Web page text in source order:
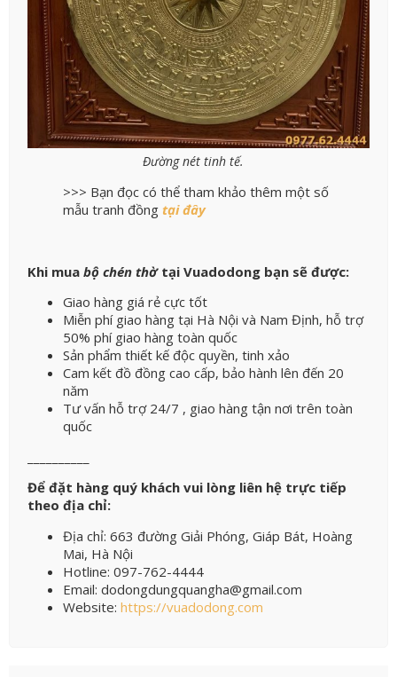
Đường nét tinh tế.
>>> Bạn đọc có thể tham khảo thêm một số
mẫu tranh đồng tại đây
Khi mua bộ chén thờtại Vuadodong bạn sẽ được:
Giao hàng giá rẻ cực tốt
Miễn phí giao hàng tại Hà Nội và Nam Định, hỗ trợ
50% phí giao hàng toàn quốc
Sản phẩm thiết kế độc quyền, tinh xảo
Cam kết đồ đồng cao cấp, bảo hành lên đến 20
năm
Tư vấn hỗ trợ 24/7 , giao hàng tận nơi trên toàn
quốc
Để đặt hàng quý khách vui lòng liên hệ trực tiếp
theo địa chỉ:
Địa chỉ: 663 đường Giải Phóng, Giáp Bát, Hoàng
Mai, Hà Nội
Hotline: 097-762-4444
Email: dodongdungquangha@gmail.com
Website: https://vuadodong.com